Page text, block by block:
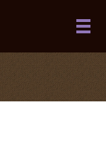
メ